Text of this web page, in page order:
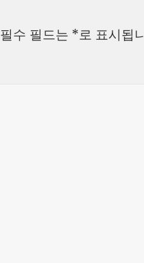
필수 필드는 *로 표시됩